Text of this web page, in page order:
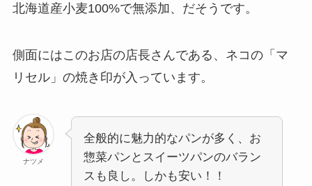
北海道産小麦100%で無添加、だそうです。
側面にはこのお店の店長さんである、ネコの「マ
リセル」の焼き印が入っています。
ナツメ
全般的に魅力的なパンが多く、お
惣菜パンとスイーツパンのバラン
スも良し。しかも安い！！